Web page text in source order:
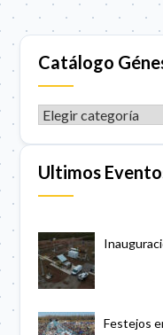
Catálogo
CATÁLOGO GÉNESIS
Ultimos
Festejos